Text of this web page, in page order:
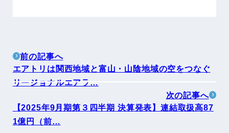
前の記事へ
エアトリは関西地域と富山・山陰地域の空をつなぐ
リージョナルエアラ…
次の記事へ
【2025年9月期第３四半期 決算発表】連結取扱高87
1億円（前…